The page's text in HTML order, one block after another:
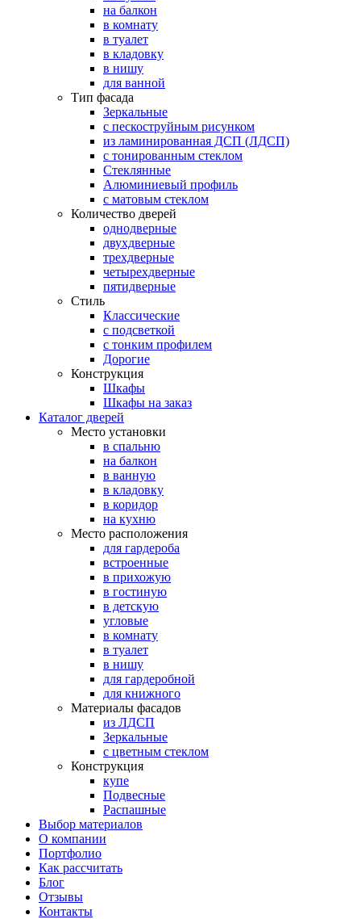
на балкон
в комнату
в туалет
в кладовку
в нишу
для ванной
Тип фасада
Зеркальные
с пескоструйным рисунком
из ламинированная ДСП (ЛДСП)
с тонированным стеклом
Стеклянные
Алюминиевый профиль
с матовым стеклом
Количество дверей
однодверные
двухдверные
трехдверные
четырехдверные
пятидверные
Стиль
Классические
с подсветкой
с тонким профилем
Дорогие
Конструкция
Шкафы
Шкафы на заказ
Каталог дверей
Место установки
в спальню
на балкон
в ванную
в кладовку
в коридор
на кухню
Место расположения
для гардероба
встроенные
в прихожую
в гостиную
в детскую
угловые
в комнату
в туалет
в нишу
для гардеробной
для книжного
Материалы фасадов
из ЛДСП
Зеркальные
с цветным стеклом
Конструкция
купе
Подвесные
Распашные
Выбор материалов
О компании
Портфолио
Как рассчитать
Блог
Отзывы
Контакты